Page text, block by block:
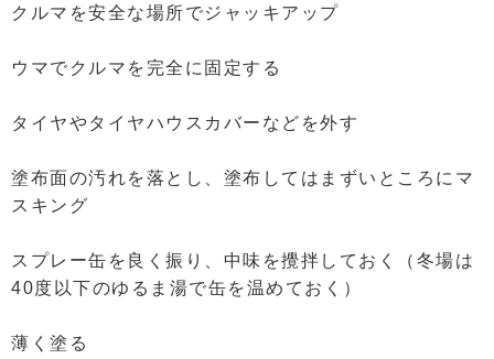
クルマを安全な場所でジャッキアップ
ウマでクルマを完全に固定する
タイヤやタイヤハウスカバーなどを外す
塗布面の汚れを落とし、塗布してはまずいところにマ
スキング
スプレー缶を良く振り、中味を攪拌しておく（冬場は
40度以下のゆるま湯で缶を温めておく）
薄く塗る